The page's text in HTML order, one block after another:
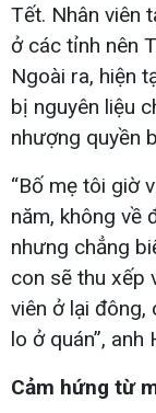
Tết. Nhân viên
ở các tỉnh nên
Ngoài ra, hiện
bị nguyên liệu
nhượng quyền
“Bố mẹ tôi giờ
năm, không về
nhưng chẳng
con sẽ thu xếp
viên ở lại đông,
lo ở quán”, anh
Cảm hứng từ